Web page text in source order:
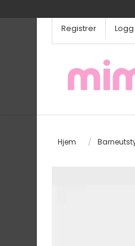
Registrer
Hjem /